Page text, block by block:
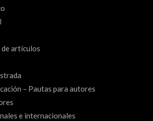
artículos
– Pautas para autores
e internacionales